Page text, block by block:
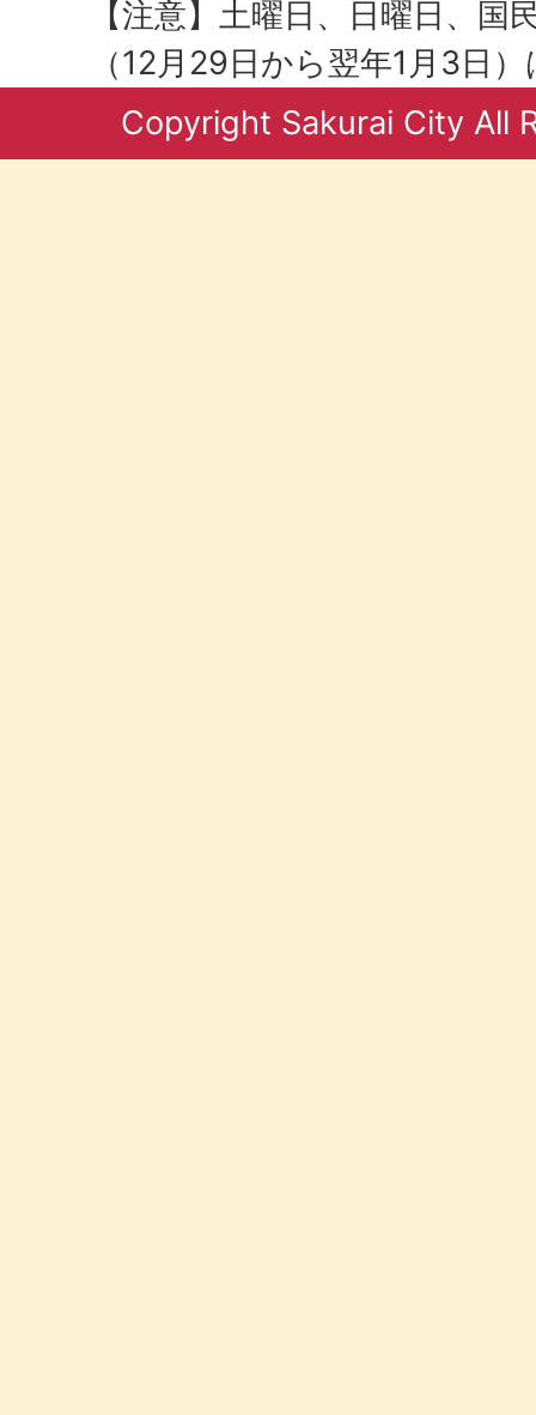
【注意】土曜日、日曜日、国
（12月29日から翌年1月3日
Copyright Sakurai City All